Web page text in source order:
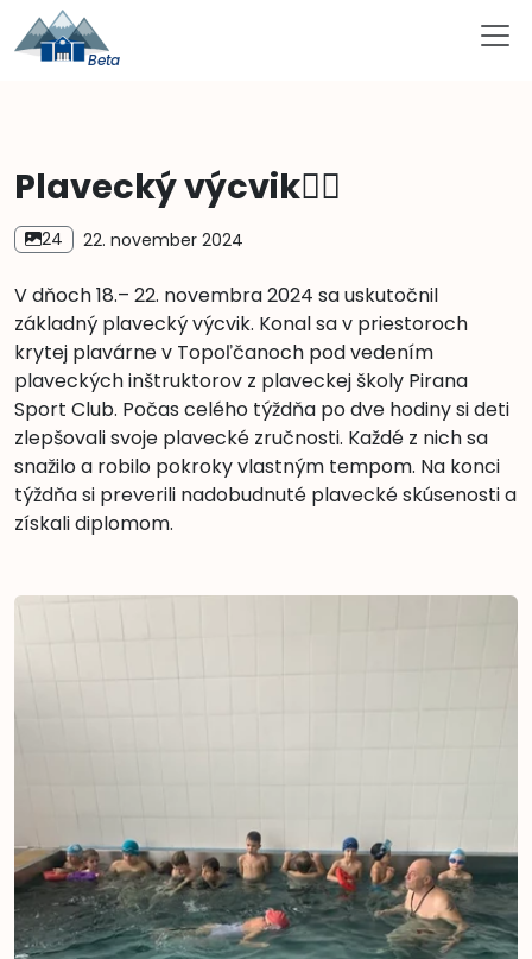
Plavecký výcvik🏊‍♂️
24 22. november 2024
V dňoch 18.– 22. novembra 2024 sa uskutočnil
základný plavecký výcvik. Konal sa v priestoroch
krytej plavárne v Topoľčanoch pod vedením
plaveckých inštruktorov z plaveckej školy Pirana
Sport Club. Počas celého týždňa po dve hodiny si deti
zlepšovali svoje plavecké zručnosti. Každé z nich sa
snažilo a robilo pokroky vlastným tempom. Na konci
týždňa si preverili nadobudnuté plavecké skúsenosti a
získali diplomom.